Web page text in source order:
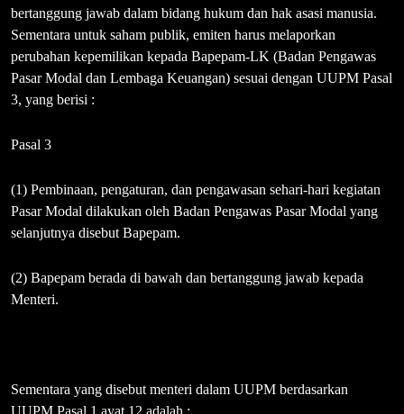
bertanggung jawab dalam bidang hukum dan hak asasi manusia.
Sementara untuk saham publik, emiten harus melaporkan
perubahan kepemilikan kepada Bapepam-LK (Badan Pengawas
Pasar Modal dan Lembaga Keuangan) sesuai dengan UUPM Pasal
3, yang berisi :
Pasal 3
(1) Pembinaan, pengaturan, dan pengawasan sehari-hari kegiatan
Pasar Modal dilakukan oleh Badan Pengawas Pasar Modal yang
selanjutnya disebut Bapepam.
(2) Bapepam berada di bawah dan bertanggung jawab kepada
Menteri.
Sementara yang disebut menteri dalam UUPM berdasarkan
UUPM Pasal 1 ayat 12 adalah :